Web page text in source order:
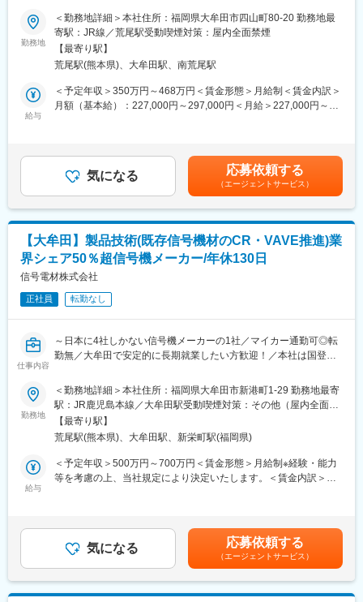
・残業平均：20～30h／月
・在宅勤務
・出張：1～２回程／月
・モノづくりを支えるサプライチェーン全般に携わる為、国内外
の関係部門との関わりや数多くのサプライヤーとの協創活動関係
・担当業務においても、常に最適なサプライチェーン構築に向け
て自分で新しいアイデアを提案する機会が多くございます。
・希望に応じ海外のサプライヤーとのやり取りもお任せします。
将来的には海外駐在の可能性もございます。
・業務経験や本人のご希望により、本部内の戦略購買業務、原価
企画業務、調達企画業務等の関連部門への異動や、また他事業所
（海外含む）へのジョブローテーションにより、サプライチェー
ンマネジメント全般でキャリアアップを目指すことが出来ます。
変更の範囲：会社の定める業務
■採用背景：
公共施設や高層ビルなどの鉄骨製品の設計を行っており、設計部
門の強化と組織拡大のため、CADオペレーターを募集します。
■業務内容：
図面に基づいて鉄骨の設計を行い、施工図や鉄骨加工図の作成を
担当していただきます。設計課（5名体制）へ所属いただきます。
・構造設計、詳細設計：工作図一式（施工図・鉄骨加工図）の作
・設計業務、図面修正、一般図・詳細図・施工計画図の作成
■やりがい：
◎大規模プロジェクトを経験できる！
き、設計技術を磨くことができます。
◎スキルアップ可能！
あります。
高い技術力と品質を追求する企業文化の中で、スキルアップの機
寄与できます。
■企業の魅力
◎鹿島建設や三井住友建設などのゼネコン各社へ、ビル・商業設
◎Hグレードの資格を持ち、大型製品の製造が可能な大規模工場
を保有しており、納期・品質・顧客対応で高い評価を得ていま
勤務地
＜勤務地詳細＞本社住所：福岡県大牟田市四山町80-20 勤務地最
寄駅：JR線／荒尾駅受動喫煙対策：屋内全面禁煙
【最寄り駅】
荒尾駅(熊本県)、大牟田駅、南荒尾駅
給与
＜予定年収＞350万円～468万円＜賃金形態＞月給制＜賃金内訳＞
月額（基本給）：227,000円～297,000円＜月給＞227,000円～
します賃金はあくまでも目安の金額であり、選考を通じて上下す
る可能性があります。月給(月額)は固定手当を含めた表記です。
気になる 応募依頼する
（エージェントサービス）
【大牟田】製品技術(既存信号機材のCR・VAVE推進)業
界シェア50％超信号機メーカー/年休130日
信号電材株式会社
正社員 転勤なし
仕事内容
～日本に4社しかない信号機メーカーの1社／マイカー通勤可◎転
勤無／大牟田で安定的に長期就業したい方歓迎！／本社は国登録
での勤務です～
■募集背景：
全国の警察署や海外への納品実績があり、日本に4社しかない信号
機メーカーの1社である当社にて、交通信号機材の既存製品におい
て、製品競争力を高めるためのCR・VAVE活動を本格的に強化す
るための増員募集です。
■業務概要：
開発・調達・製造と連携し、量産製品の原価構造から改善策を企
画し実行することで、製品力の底上げを担います。
勤務地
＜勤務地詳細＞本社住所：福岡県大牟田市新港町1-29 勤務地最寄
駅：JR鹿児島本線／大牟田駅受動喫煙対策：その他（屋内全面禁
煙(屋外に喫煙可能場所あり)）変更の範囲：会社の定める事業所
【最寄り駅】
荒尾駅(熊本県)、大牟田駅、新栄町駅(福岡県)
給与
＜予定年収＞500万円～700万円＜賃金形態＞月給制※経験・能力
等を考慮の上、当社規定により決定いたします。＜賃金内訳＞月
を含む）＜昇給有無＞有＜残業手当＞有＜給与補足＞※上記年収は
賞与相当額を含む金額となり、給与詳細は経験等を考慮し決定し
ます。■昇給：年1回(7月) ※社内規定に基づく評価による■賞与：
年2回(6月・12月) 各398,190円～547,545円 ※昨年度実績により計
算し年収に含む■諸手当：扶養状況に応じて家族手当(社内規定に
気になる 応募依頼する
（エージェントサービス）